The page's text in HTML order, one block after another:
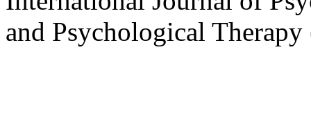
International Journal of